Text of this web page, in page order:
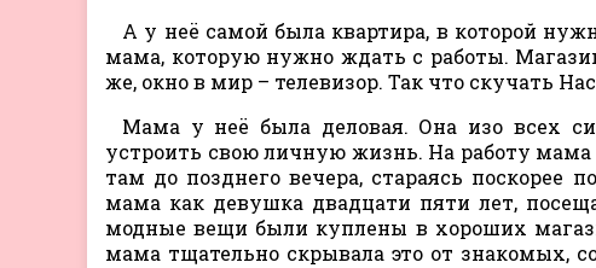
А у неё самой была квартира, в которой
мама, которую нужно ждать с работы.
же, окно в мир – телевизор. Так что скучать
Мама у неё была деловая. Она изо всех
устроить свою личную жизнь. На работу
там до позднего вечера, стараясь поскорее
мама как девушка двадцати пяти лет,
модные вещи были куплены в хороших
мама тщательно скрывала это от знакомых,